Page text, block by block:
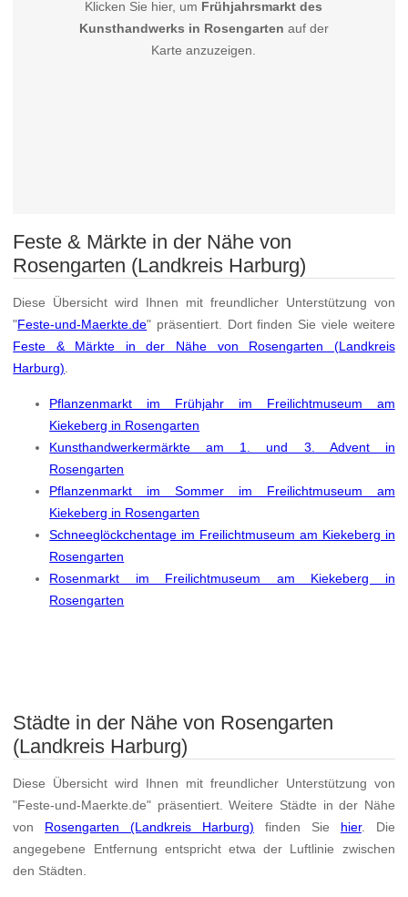
Klicken Sie hier, um Frühjahrsmarkt des
Kunsthandwerks in Rosengarten auf der
Karte anzuzeigen.
Feste & Märkte in der Nähe von
Rosengarten (Landkreis Harburg)
Diese Übersicht wird Ihnen mit freundlicher Unterstützung von
"Feste-und-Maerkte.de" präsentiert. Dort finden Sie viele weitere
Feste & Märkte in der Nähe von Rosengarten (Landkreis
Harburg).
Pflanzenmarkt im Frühjahr im Freilichtmuseum am
Kiekeberg in Rosengarten
Kunsthandwerkermärkte am 1. und 3. Advent in
Rosengarten
Pflanzenmarkt im Sommer im Freilichtmuseum am
Kiekeberg in Rosengarten
Schneeglöckchentage im Freilichtmuseum am Kiekeberg in
Rosengarten
Rosenmarkt im Freilichtmuseum am Kiekeberg in
Rosengarten
Städte in der Nähe von Rosengarten
(Landkreis Harburg)
Diese Übersicht wird Ihnen mit freundlicher Unterstützung von
"Feste-und-Maerkte.de" präsentiert. Weitere Städte in der Nähe
von Rosengarten (Landkreis Harburg) finden Sie hier. Die
angegebene Entfernung entspricht etwa der Luftlinie zwischen
den Städten.